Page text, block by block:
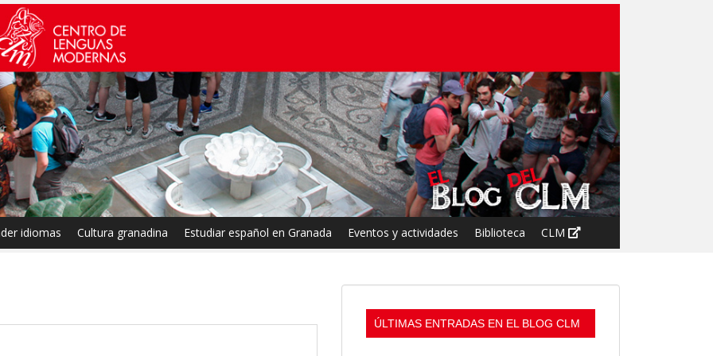
idiomas Cultura granadina Estudiar español en Granada Eventos y actividades Biblioteca CLM
ÚLTIMAS ENTRADAS EN EL BLOG CLM